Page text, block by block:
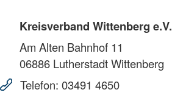
Kreisverband Wittenberg e.V.
Am Alten Bahnhof 11
06886 Lutherstadt Wittenberg
Telefon: 03491 4650